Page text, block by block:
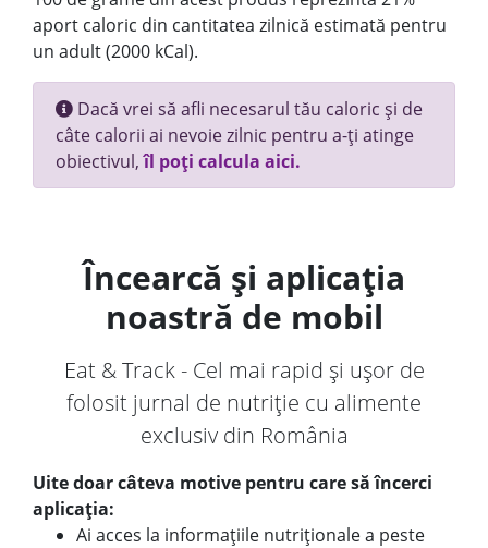
aport caloric din cantitatea zilnică estimată pentru
un adult (2000 kCal).
Dacă vrei să afli necesarul tău caloric și de
câte calorii ai nevoie zilnic pentru a-ți atinge
obiectivul,îl poți calcula aici.
Încearcă și aplicația
noastră de mobil
Eat & Track - Cel mai rapid și ușor de
folosit jurnal de nutriție cu alimente
exclusiv din România
Uite doar câteva motive pentru care să încerci
aplicația:
Ai acces la informațiile nutriționale a peste